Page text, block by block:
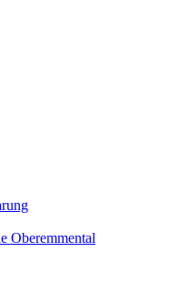
Oberemmental